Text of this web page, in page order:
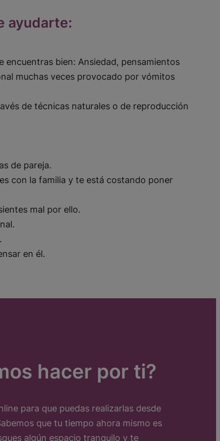
ayudarte:
encuentras bien: Ansiedad, pensamientos
muchas veces provocado por vómitos
de técnicas naturales o de reproducción
de pareja.
con la familia y te está costando poner
mal por ello.
en él.
hacer por ti?
para que puedas realizarlas desde
que tu tiempo ahora mismo es
algún espacio tranquilo y te